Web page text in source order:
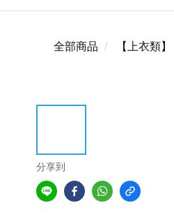
全部商品 【上衣類】
分享到